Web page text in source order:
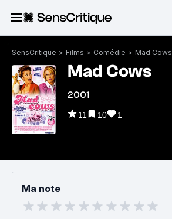
SensCritique > Films > Comédie > Mad Cows
Mad Cows
2001
11 10 1
Ma note